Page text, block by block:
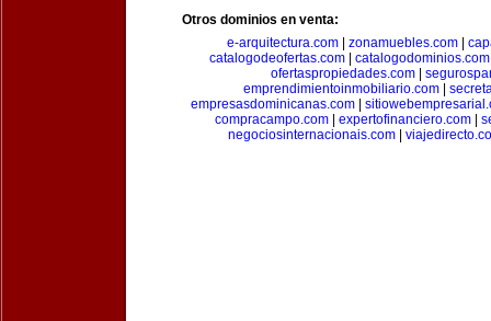
Otros dominios en venta:
e-arquitectura.com| zonamuebles.com|
catalogodeofertas.com| catalogodominios.com
ofertaspropiedades.com|
emprendimientoinmobiliario.com|
empresasdominicanas.com|
compracampo.com| expertofinanciero.com|
negociosinternacionais.com